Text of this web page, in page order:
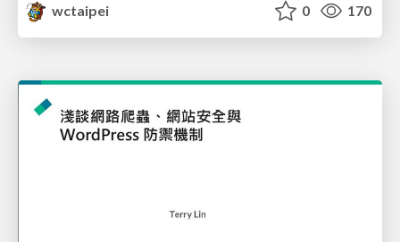
wctaipei
0 170